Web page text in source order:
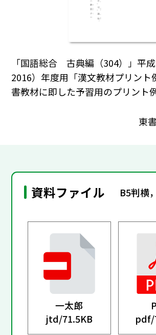
「国語総合 古典編（304）」平
2016）年度用「漢文教材プリント
書教材に即した予習用のプリント例
東
資料ファイル B5判横
一太郎
jtd/71.5KB
pdf/